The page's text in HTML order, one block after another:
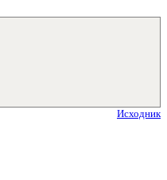
Исходник